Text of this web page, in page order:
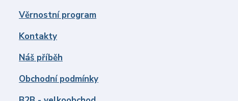
Věrnostní program
Kontakty
Náš příběh
Obchodní podmínky